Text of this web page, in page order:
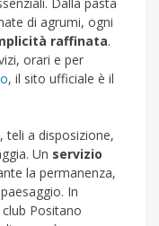
di agrumi, ogni
raffinata.
orari e per
, il sito ufficiale è il
teli a disposizione,
Un servizio
la permanenza,
In
Positano